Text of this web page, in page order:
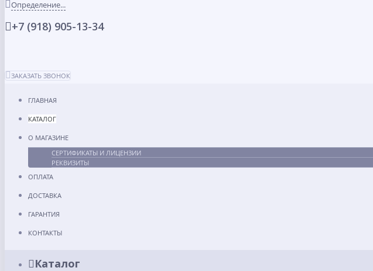
Определение...
+7 (918) 905-13-34
ЗАКАЗАТЬ ЗВОНОК
ГЛАВНАЯ
КАТАЛОГ
О МАГАЗИНЕ
СЕРТИФИКАТЫ И ЛИЦЕНЗИИ
РЕКВИЗИТЫ
ОПЛАТА
ДОСТАВКА
ГАРАНТИЯ
КОНТАКТЫ
Каталог